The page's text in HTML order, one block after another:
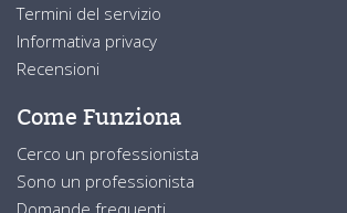
Termini del servizio
Informativa privacy
Recensioni
Come Funziona
Cerco un professionista
Sono un professionista
Domande frequenti